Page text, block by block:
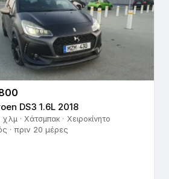
DS3 1.6L 2018
· Χάτσμπακ · Χειροκίνητο
· πριν 20 μέρες